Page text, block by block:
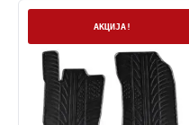
АКЦИЈА!